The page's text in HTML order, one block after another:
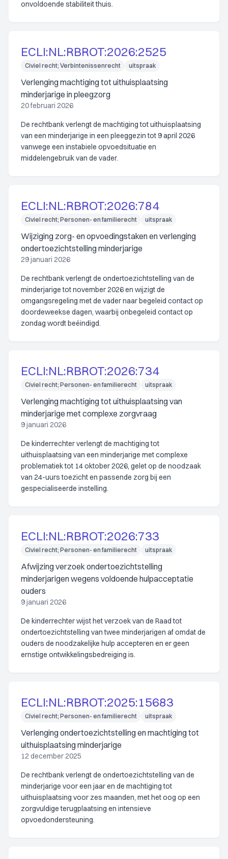
onvoldoende stabiliteit thuis.
ECLI:NL:RBROT:2026:2525
Civiel recht; Verbintenissenrecht uitspraak
Verlenging machtiging tot uithuisplaatsing
minderjarige in pleegzorg
20 februari 2026
De rechtbank verlengt de machtiging tot uithuisplaatsing
van een minderjarige in een pleeggezin tot 9 april 2026
vanwege een instabiele opvoedsituatie en
middelengebruik van de vader.
ECLI:NL:RBROT:2026:784
Civiel recht; Personen- en familierecht uitspraak
Wijziging zorg- en opvoedingstaken en verlenging
ondertoezichtstelling minderjarige
29 januari 2026
De rechtbank verlengt de ondertoezichtstelling van de
minderjarige tot november 2026 en wijzigt de
omgangsregeling met de vader naar begeleid contact op
doordeweekse dagen, waarbij onbegeleid contact op
zondag wordt beëindigd.
ECLI:NL:RBROT:2026:734
Civiel recht; Personen- en familierecht uitspraak
Verlenging machtiging tot uithuisplaatsing van
minderjarige met complexe zorgvraag
9 januari 2026
De kinderrechter verlengt de machtiging tot
uithuisplaatsing van een minderjarige met complexe
problematiek tot 14 oktober 2026, gelet op de noodzaak
van 24-uurs toezicht en passende zorg bij een
gespecialiseerde instelling.
ECLI:NL:RBROT:2026:733
Civiel recht; Personen- en familierecht uitspraak
Afwijzing verzoek ondertoezichtstelling
minderjarigen wegens voldoende hulpacceptatie
ouders
9 januari 2026
De kinderrechter wijst het verzoek van de Raad tot
ondertoezichtstelling van twee minderjarigen af omdat de
ouders de noodzakelijke hulp accepteren en er geen
ernstige ontwikkelingsbedreiging is.
ECLI:NL:RBROT:2025:15683
Civiel recht; Personen- en familierecht uitspraak
Verlenging ondertoezichtstelling en machtiging tot
uithuisplaatsing minderjarige
12 december 2025
De rechtbank verlengt de ondertoezichtstelling van de
minderjarige voor een jaar en de machtiging tot
uithuisplaatsing voor zes maanden, met het oog op een
zorgvuldige terugplaatsing en intensieve
opvoedondersteuning.